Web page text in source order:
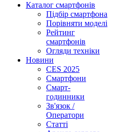
Каталог смартфонів
Підбір смартфона
Порівняти моделі
Рейтинг
смартфонів
Огляди техніки
Новини
CES 2025
Смартфони
Смарт-
годинники
Зв'язок /
Оператори
Статті